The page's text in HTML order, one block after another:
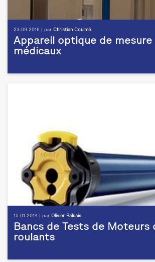
23.09.2016 | par Christian Coulmé
Appareil optique de mesure
médicaux
15.01.2014 | par Olivier Baluais
Bancs de Tests de Moteurs
roulants